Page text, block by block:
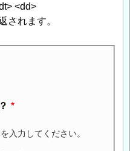
<dd>
されます。
入力してください。